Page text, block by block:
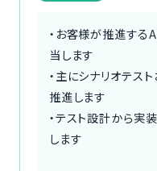
・お客様が推進す
当します
・主にシナリオテス
推進します
・テスト設計から実
します